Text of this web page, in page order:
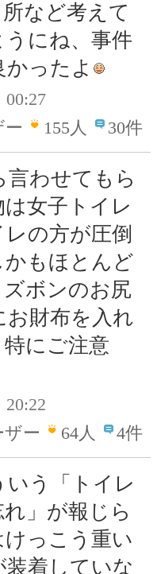
など考えて
にね、事件
ったよ
00:27
ー
155人 30件
言わせてもら
女子トイレ
の方が圧倒
もほとんど
ボンのお尻
財布を入れ
にご注意
20:22
ー
64人 4件
いう「トイレ
」が報じら
っこう重い
装着していな